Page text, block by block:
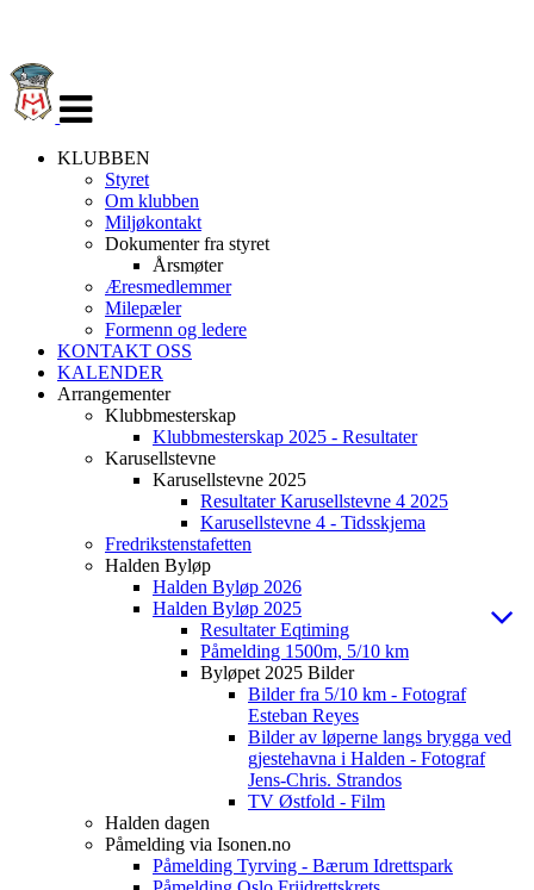
navigasjon
KLUBBEN
Styret
Om klubben
Miljøkontakt
Dokumenter fra styret
Årsmøter
Æresmedlemmer
Milepæler
Formenn og ledere
KONTAKT OSS
KALENDER
Arrangementer
Klubbmesterskap
Klubbmesterskap 2025 - Resultater
Karusellstevne
Karusellstevne 2025
Resultater Karusellstevne 4 2025
Karusellstevne 4 - Tidsskjema
Fredrikstenstafetten
Halden Byløp
Halden Byløp 2026
Halden Byløp 2025
Resultater Eqtiming
Påmelding 1500m, 5/10 km
Byløpet 2025 Bilder
Bilder fra 5/10 km - Fotograf
Esteban Reyes
Bilder av løperne langs brygga ved
gjestehavna i Halden - Fotograf
Jens-Chris. Strandos
TV Østfold - Film
Halden dagen
Påmelding via Isonen.no
Påmelding Tyrving - Bærum Idrettspark